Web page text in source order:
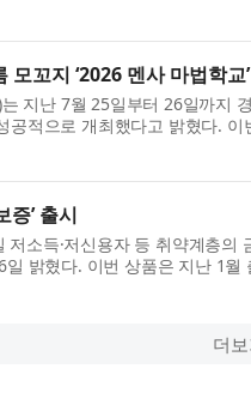
꼬지 ‘2026 멘사 마법학교
지난 7월 25일부터 26일까지
공적으로 개최했다고 밝혔다.
’ 출시
소득·저신용자 등 취약계층
일 밝혔다. 이번 상품은 지난 1월
더